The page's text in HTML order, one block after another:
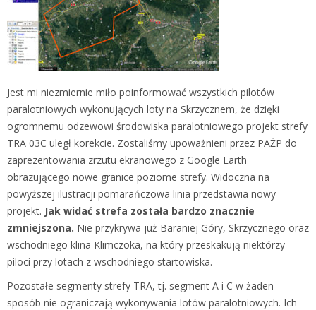
Jest mi niezmiernie miło poinformować wszystkich pilotów
paralotniowych wykonujących loty na Skrzycznem, że dzięki
ogromnemu odzewowi środowiska paralotniowego projekt strefy
TRA 03C uległ korekcie. Zostaliśmy upoważnieni przez PAŻP do
zaprezentowania zrzutu ekranowego z Google Earth
obrazującego nowe granice poziome strefy. Widoczna na
powyższej ilustracji pomarańczowa linia przedstawia nowy
projekt. Jak widać strefa została bardzo znacznie
zmniejszona. Nie przykrywa już Baraniej Góry, Skrzycznego oraz
wschodniego klina Klimczoka, na który przeskakują niektórzy
piloci przy lotach z wschodniego startowiska.
Pozostałe segmenty strefy TRA, tj. segment A i C w żaden
sposób nie ograniczają wykonywania lotów paralotniowych. Ich